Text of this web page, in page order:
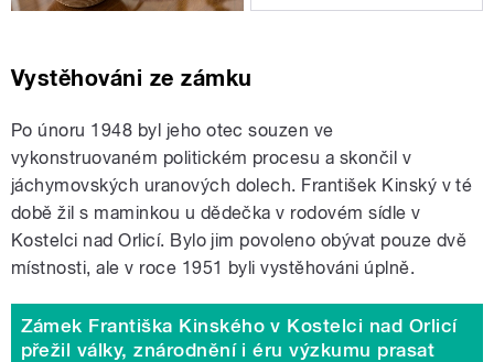
Vystěhováni ze zámku
Po únoru 1948 byl jeho otec souzen ve
vykonstruovaném politickém procesu a skončil v
jáchymovských uranových dolech. František Kinský v té
době žil s maminkou u dědečka v rodovém sídle v
Kostelci nad Orlicí. Bylo jim povoleno obývat pouze dvě
místnosti, ale v roce 1951 byli vystěhováni úplně.
Zámek Františka Kinského v Kostelci nad Orlicí
přežil války, znárodnění i éru výzkumu prasat